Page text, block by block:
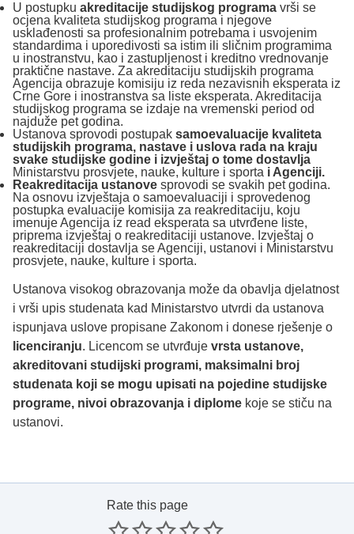
U postupku akreditacije studijskog programa vrši se
ocjena kvaliteta studijskog programa i njegove
usklađenosti sa profesionalnim potrebama i usvojenim
standardima i uporedivosti sa istim ili sličnim programima
u inostranstvu, kao i zastupljenost i kreditno vrednovanje
praktične nastave. Za akreditaciju studijskih programa
Agencija obrazuje komisiju iz reda nezavisnih eksperata iz
Crne Gore i inostranstva sa liste eksperata. Akreditacija
studijskog programa se izdaje na vremenski period od
najduže pet godina.
Ustanova sprovodi postupak samoevaluacije kvaliteta
studijskih programa, nastave i uslova rada na kraju
svake studijske godine i izvještaj o tome dostavlja
Ministarstvu prosvjete, nauke, kulture i sporta i Agenciji.
Reakreditacija ustanove sprovodi se svakih pet godina.
Na osnovu izvještaja o samoevaluaciji i sprovedenog
postupka evaluacije komisija za reakreditaciju, koju
imenuje Agencija iz read eksperata sa utvrđene liste,
priprema izvještaj o reakreditaciji ustanove. Izvještaj o
reakreditaciji dostavlja se Agenciji, ustanovi i Ministarstvu
prosvjete, nauke, kulture i sporta.
Ustanova visokog obrazovanja može da obavlja djelatnost
i vrši upis studenata kad Ministarstvo utvrdi da ustanova
ispunjava uslove propisane Zakonom i donese rješenje o
licenciranju. Licencom se utvrđuje vrsta ustanove,
akreditovani studijski programi, maksimalni broj
studenata koji se mogu upisati na pojedine studijske
programe, nivoi obrazovanja i diplome koje se stiču na
ustanovi.
Rate this page